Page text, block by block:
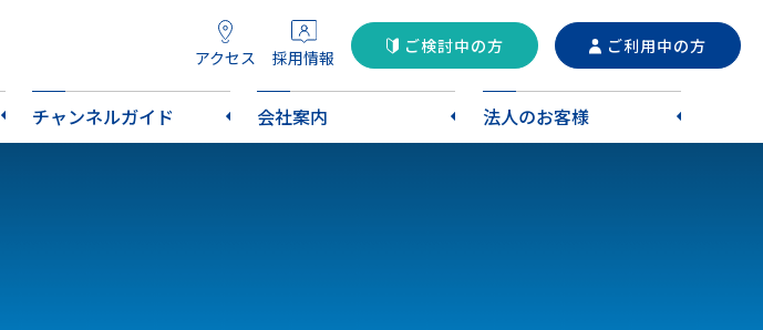
アクセス 採用情報
ご検討中の方 ご利用中の方
チャンネルガイド 会社案内 法人のお客様